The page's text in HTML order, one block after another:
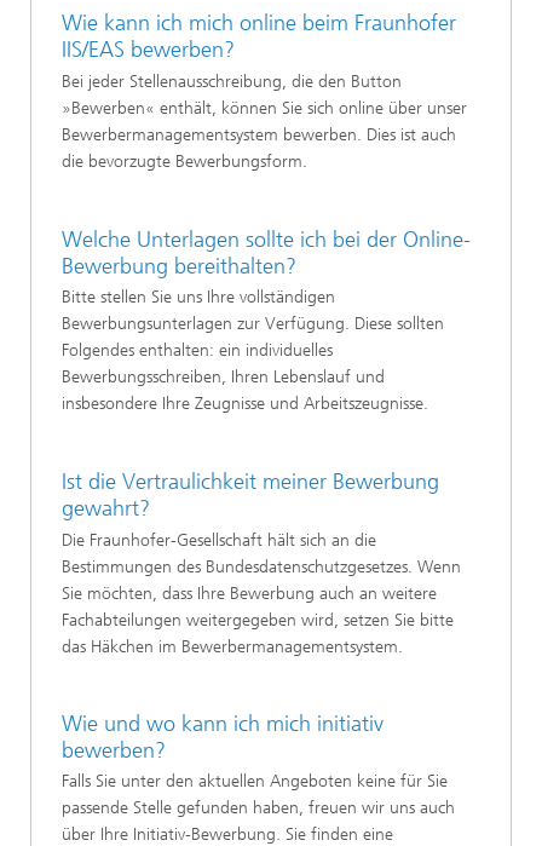
Wie kann ich mich online beim Fraunhofer
IIS/EAS bewerben?
Bei jeder Stellenausschreibung, die den Button
»Bewerben« enthält, können Sie sich online über unser
Bewerbermanagementsystem bewerben. Dies ist auch
die bevorzugte Bewerbungsform.
Welche Unterlagen sollte ich bei der Online-
Bewerbung bereithalten?
Bitte stellen Sie uns Ihre vollständigen
Bewerbungsunterlagen zur Verfügung. Diese sollten
Folgendes enthalten: ein individuelles
Bewerbungsschreiben, Ihren Lebenslauf und
insbesondere Ihre Zeugnisse und Arbeitszeugnisse.
Ist die Vertraulichkeit meiner Bewerbung
gewahrt?
Die Fraunhofer-Gesellschaft hält sich an die
Bestimmungen des Bundesdatenschutzgesetzes. Wenn
Sie möchten, dass Ihre Bewerbung auch an weitere
Fachabteilungen weitergegeben wird, setzen Sie bitte
das Häkchen im Bewerbermanagementsystem.
Wie und wo kann ich mich initiativ
bewerben?
Falls Sie unter den aktuellen Angeboten keine für Sie
passende Stelle gefunden haben, freuen wir uns auch
über Ihre Initiativ-Bewerbung. Sie finden eine